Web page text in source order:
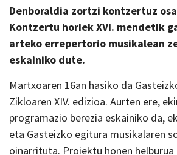
Denboraldia zortzi kontzertuz
Kontzertu horiek XVI. mendetik
arteko errepertorio musikalean
eskainiko dute.
Martxoaren 16an hasiko da
Zikloaren XIV. edizioa. Aurten ere,
programazio berezia eskainiko da,
eta Gasteizko egitura musikalaren
oinarrituta. Proiektu honen helburua